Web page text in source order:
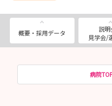
概要・採用データ
説明
見学会/
病院